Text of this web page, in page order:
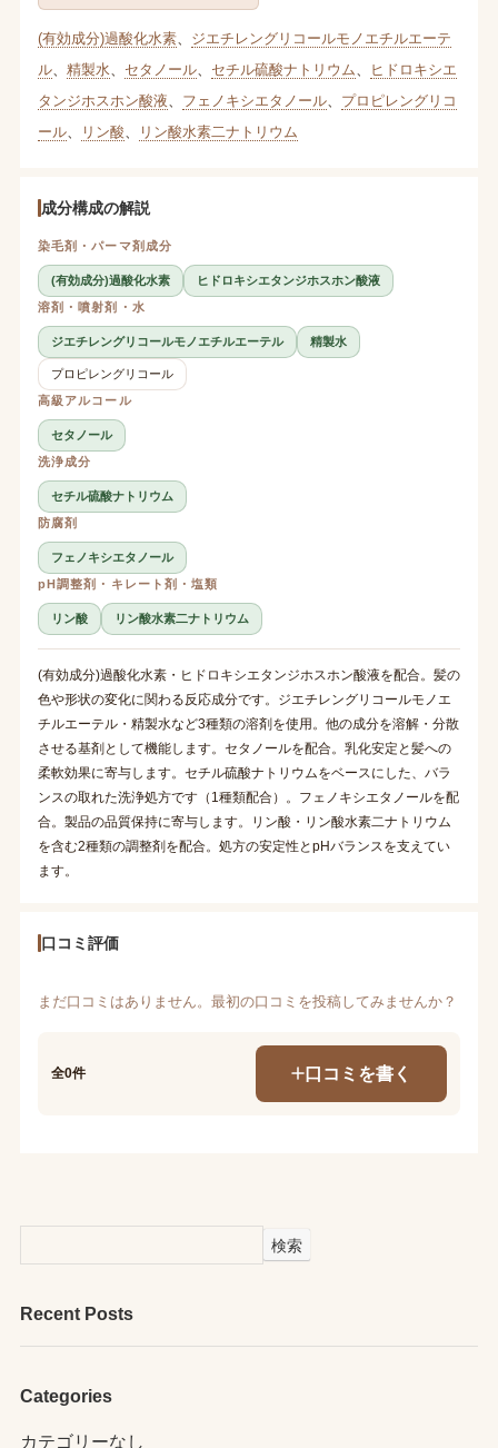
(有効成分)過酸化水素、 ジエチレングリコールモノエチルエーテ
ル、 精製水 セタノール、 セチル硫酸ナトリウム
ヒドロキシエ
タンジホスホン酸液
フェノキシエタノール、 プロピレングリコ
ール、 リン酸 リン酸水素二ナトリウム
成分構成の解説
染毛剤・パーマ剤成分
(有効成分)過酸化水素
ヒドロキシエタンジホスホン酸液
溶剤・噴射剤・水
ジエチレングリコールモノエチルエーテル 精製水
プロピレングリコール
高級アルコール
セタノール
洗浄成分
セチル硫酸ナトリウム
防腐剤
フェノキシエタノール
pH調整剤・キレート剤・塩類
リン酸 リン酸水素二ナトリウム
(有効成分)過酸化水素・ヒドロキシエタンジホスホン酸液を配合。髪の
色や形状の変化に関わる反応成分です。ジエチレングリコールモノエ
チルエーテル・精製水など3種類の溶剤を使用。他の成分を溶解・分散
させる基剤として機能します。セタノールを配合。乳化安定と髪への
柔軟効果に寄与します。セチル硫酸ナトリウムをベースにした、バラ
ンスの取れた洗浄処方です（1種類配合）。フェノキシエタノールを配
合。製品の品質保持に寄与します。リン酸・リン酸水素二ナトリウム
を含む2種類の調整剤を配合。処方の安定性とpHバランスを支えてい
ます。
口コミ評価
まだ口コミはありません。最初の口コミを投稿してみませんか？
全0件 口コミを書く
検索
Recent Posts
Categories
カテゴリーなし